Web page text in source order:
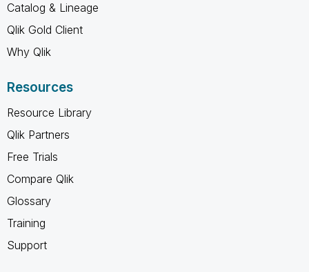
Catalog & Lineage
Qlik Gold Client
Why Qlik
Resources
Resource Library
Qlik Partners
Free Trials
Compare Qlik
Glossary
Training
Support